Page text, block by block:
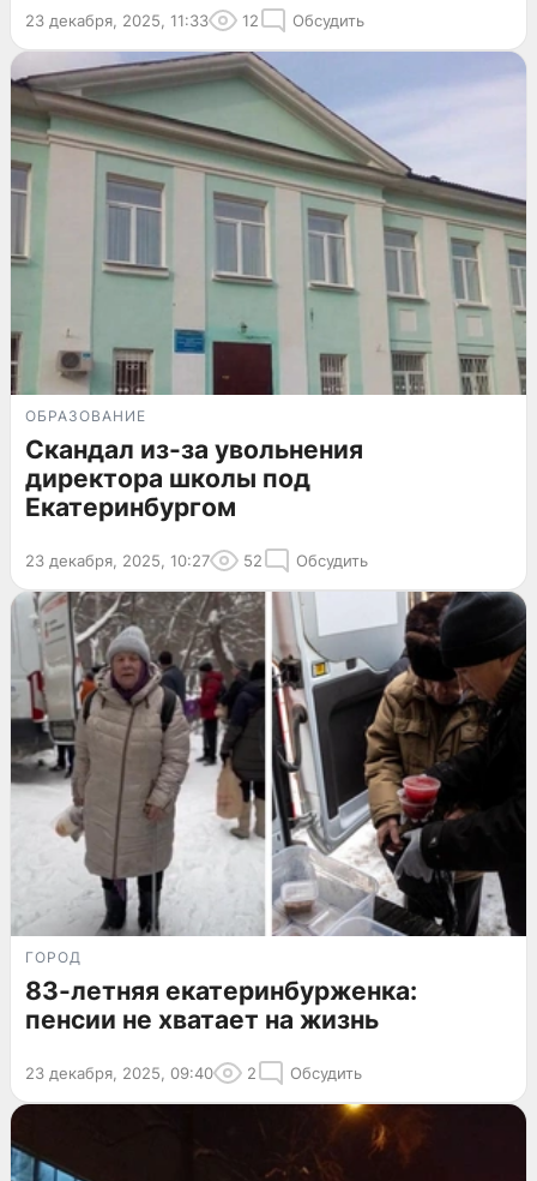
23 декабря, 2025, 11:33 12 Обсудить
ОБРАЗОВАНИЕ
Скандал из-за увольнения
директора школы под
Екатеринбургом
23 декабря, 2025, 10:27 52 Обсудить
ГОРОД
83-летняя екатеринбурженка:
пенсии не хватает на жизнь
23 декабря, 2025, 09:40 2 Обсудить